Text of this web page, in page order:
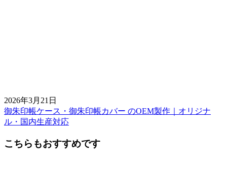
2026年3月21日
前
後
の
御朱印帳ケース・御朱印帳カバー のOEM製作｜オリジナ
ル・国内生産対応
こちらもおすすめです